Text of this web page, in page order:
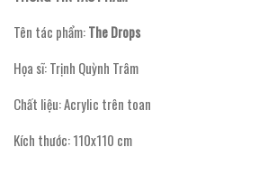
Tên tác phẩm:The Drops
Họa sĩ: Trịnh Quỳnh Trâm
Chất liệu: Acrylic trên toan
Kích thước: 110x110 cm